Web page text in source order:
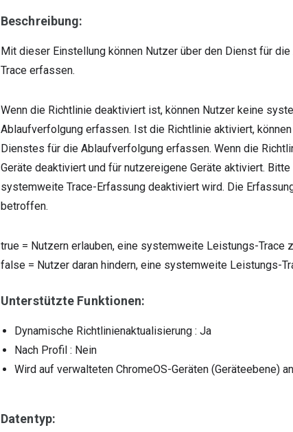
Beschreibung:
Mit dieser Einstellung können Nutzer über den Dienst für
Trace erfassen.
Wenn die Richtlinie deaktiviert ist, können Nutzer keine
Ablaufverfolgung erfassen. Ist die Richtlinie aktiviert,
Dienstes für die Ablaufverfolgung erfassen. Wenn die
Geräte deaktiviert und für nutzereigene Geräte aktiviert.
systemweite Trace-Erfassung deaktiviert wird. Die
betroffen.
true = Nutzern erlauben, eine systemweite Leistungs-Trace
false = Nutzer daran hindern, eine systemweite Leistungs-
Unterstützte Funktionen:
Dynamische Richtlinienaktualisierung : Ja
Nach Profil : Nein
Wird auf verwalteten ChromeOS-Geräten (Geräteebene)
Datentyp: